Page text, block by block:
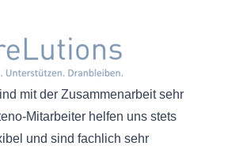
mit der Zusammenarbeit sehr
Mitarbeiter helfen uns stets
und sind fachlich sehr